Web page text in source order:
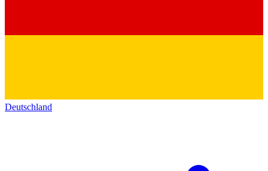
Deutschland